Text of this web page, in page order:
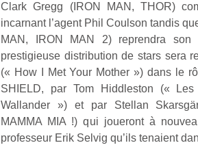
Clark Gregg (IRON MAN, THOR)
incarnant l’agent Phil Coulson tandis
MAN, IRON MAN 2) reprendra
prestigieuse distribution de stars sera
(« How I Met Your Mother ») dans le
SHIELD, par Tom Hiddleston (« Les
Wallander ») et par Stellan
MAMMA MIA !) qui joueront à
professeur Erik Selvig qu’ils tenaient